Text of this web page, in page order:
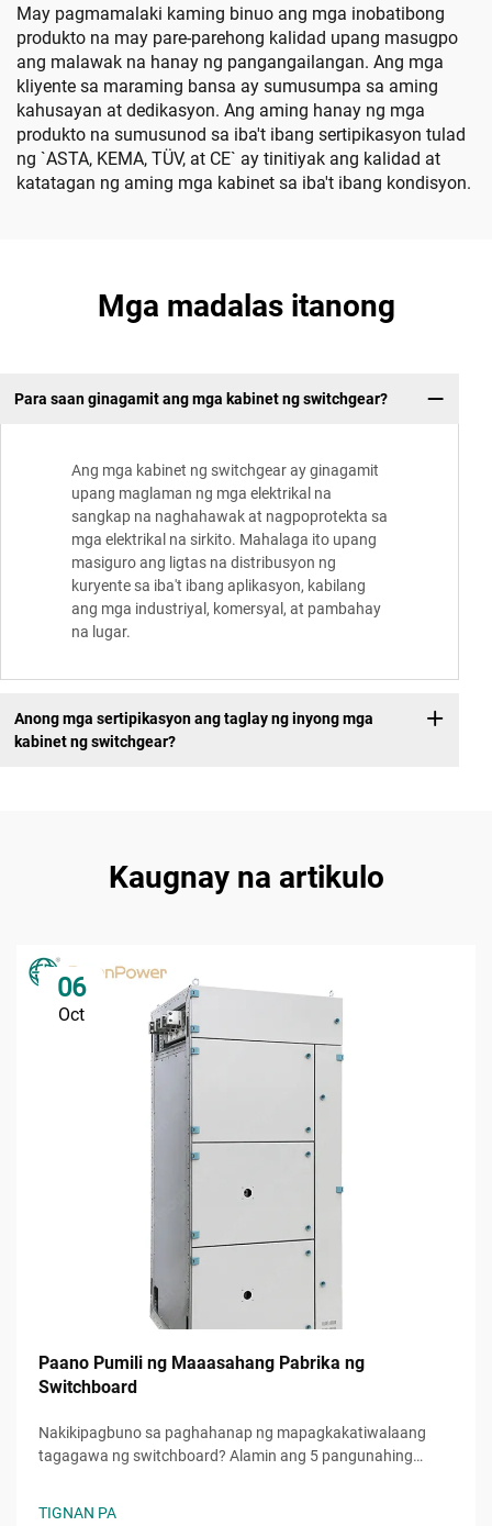
May pagmamalaki kaming binuo ang mga inobatibong
produkto na may pare-parehong kalidad upang masugpo
ang malawak na hanay ng pangangailangan. Ang mga
kliyente sa maraming bansa ay sumusumpa sa aming
kahusayan at dedikasyon. Ang aming hanay ng mga
produkto na sumusunod sa iba't ibang sertipikasyon tulad
ng `ASTA, KEMA, TÜV, at CE` ay tinitiyak ang kalidad at
katatagan ng aming mga kabinet sa iba't ibang kondisyon.
Mga madalas itanong
Para saan ginagamit ang mga kabinet ng switchgear?
Ang mga kabinet ng switchgear ay ginagamit
upang maglaman ng mga elektrikal na
sangkap na naghahawak at nagpoprotekta sa
mga elektrikal na sirkito. Mahalaga ito upang
masiguro ang ligtas na distribusyon ng
kuryente sa iba't ibang aplikasyon, kabilang
ang mga industriyal, komersyal, at pambahay
na lugar.
Anong mga sertipikasyon ang taglay ng inyong mga
kabinet ng switchgear?
Kaugnay na artikulo
06
Oct
Paano Pumili ng Maaasahang Pabrika ng
Switchboard
Nakikipagbuno sa paghahanap ng mapagkakatiwalaang
tagagawa ng switchboard? Alamin ang 5 pangunahing
TIGNAN PA